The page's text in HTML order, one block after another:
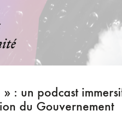
» : un podcast
du Gouvernement